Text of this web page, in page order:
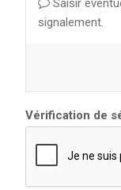
Saisir
signalement.
Vérification de